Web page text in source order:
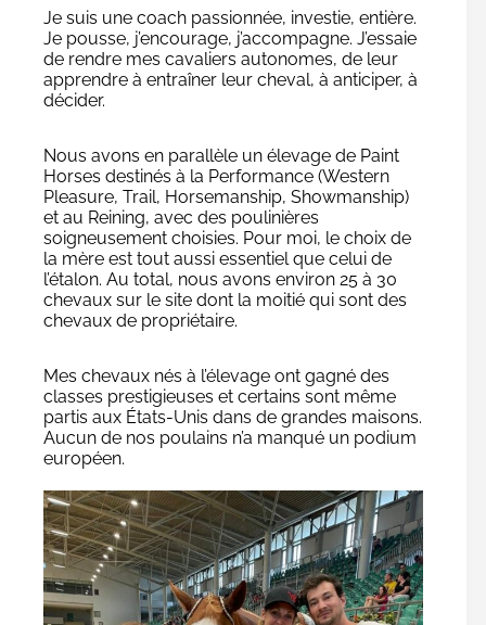
Je suis une coach passionnée, investie, entière.
Je pousse, j’encourage, j’accompagne. J’essaie
de rendre mes cavaliers autonomes, de leur
apprendre à entraîner leur cheval, à anticiper, à
décider.
Nous avons en parallèle un élevage de Paint
Horses destinés à la Performance (Western
Pleasure, Trail, Horsemanship, Showmanship)
et au Reining, avec des poulinières
soigneusement choisies. Pour moi, le choix de
la mère est tout aussi essentiel que celui de
l’étalon. Au total, nous avons environ 25 à 30
chevaux sur le site dont la moitié qui sont des
chevaux de propriétaire.
Mes chevaux nés à l’élevage ont gagné des
classes prestigieuses et certains sont même
partis aux États-Unis dans de grandes maisons.
Aucun de nos poulains n’a manqué un podium
européen.